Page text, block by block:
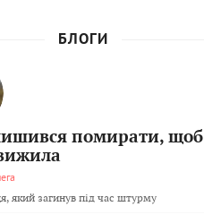
БЛОГИ
помирати, щоб
який загинув під час штурму